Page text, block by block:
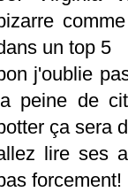
un top 5
j'oublie
peine de
ça sera
lire ses
forcement!